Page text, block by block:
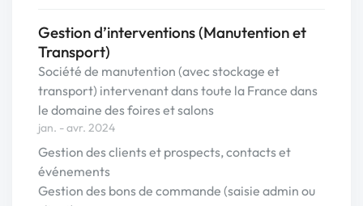
Gestion d’interventions (Manutention et
Transport)
Société de manutention (avec stockage et
transport) intervenant dans toute la France dans
le domaine des foires et salons
jan. - avr. 2024
Gestion des clients et prospects, contacts et
événements
Gestion des bons de commande (saisie admin ou